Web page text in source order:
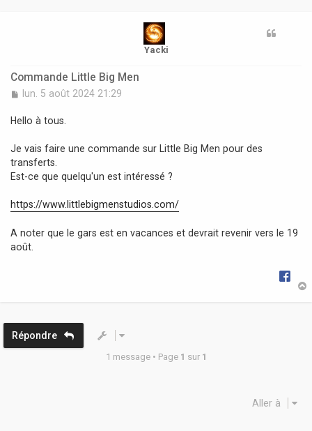
Yacki
Commande Little Big Men
M
s
g
e
lun. 5 août 2024 21:29
Hello à tous.
Je vais faire une commande sur Little Big Men pour des
transferts.
Est-ce que quelqu'un est intéressé ?
https://www.littlebigmenstudios.com/
A noter que le gars est en vacances et devrait revenir vers le 19
août.
Répondre
1 message • Page 1 sur 1
Aller à